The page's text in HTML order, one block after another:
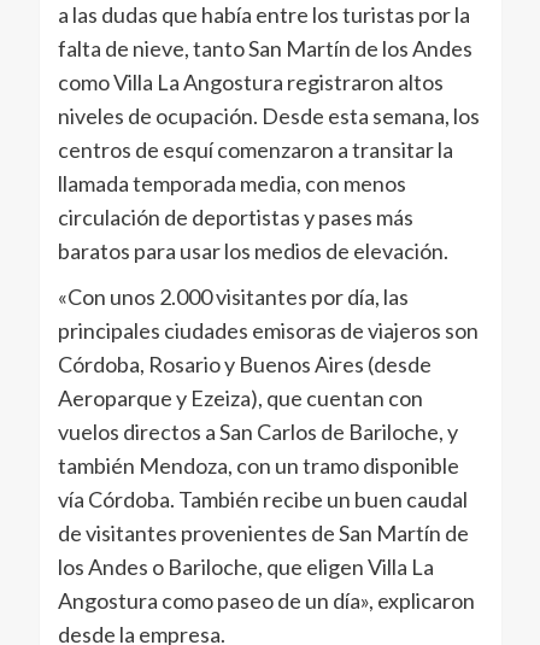
a las dudas que había entre los turistas por la
falta de nieve, tanto San Martín de los Andes
como Villa La Angostura registraron altos
niveles de ocupación. Desde esta semana, los
centros de esquí comenzaron a transitar la
llamada temporada media, con menos
circulación de deportistas y pases más
baratos para usar los medios de elevación.
«Con unos 2.000 visitantes por día, las
principales ciudades emisoras de viajeros son
Córdoba, Rosario y Buenos Aires (desde
Aeroparque y Ezeiza), que cuentan con
vuelos directos a San Carlos de Bariloche, y
también Mendoza, con un tramo disponible
vía Córdoba. También recibe un buen caudal
de visitantes provenientes de San Martín de
los Andes o Bariloche, que eligen Villa La
Angostura como paseo de un día», explicaron
desde la empresa.